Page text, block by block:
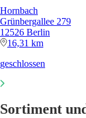
Hornbach
Grünbergallee 279
12526 Berlin
16,31 km
geschlossen
Sortiment